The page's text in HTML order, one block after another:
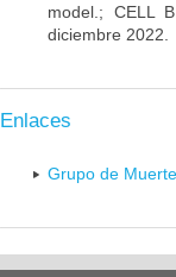
model.; CELL
diciembre 2022.
Enlaces
Grupo de